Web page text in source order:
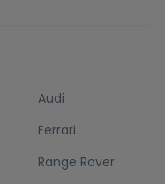
Audi
Ferrari
Range Rover